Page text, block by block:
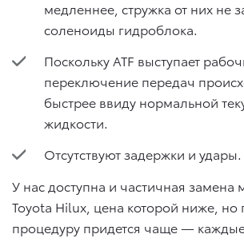
медленнее, стружка от них не
соленоиды гидроблока.
Поскольку ATF выступает
переключение передач
быстрее ввиду нормальной
жидкости.
Отсутствуют задержки и удары.
У нас доступна и частичная
Toyota Hilux, цена которой ниже, но
процедуру придется чаще —